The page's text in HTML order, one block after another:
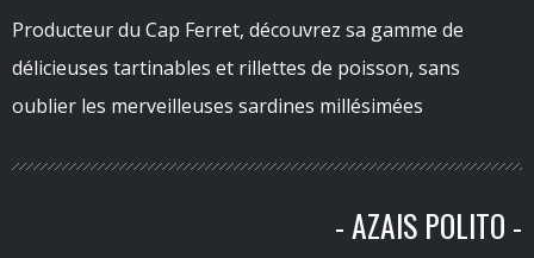
Producteur du Cap Ferret, découvrez sa gamme de
délicieuses tartinables et rillettes de poisson, sans
oublier les merveilleuses sardines millésimées
- AZAIS POLITO -